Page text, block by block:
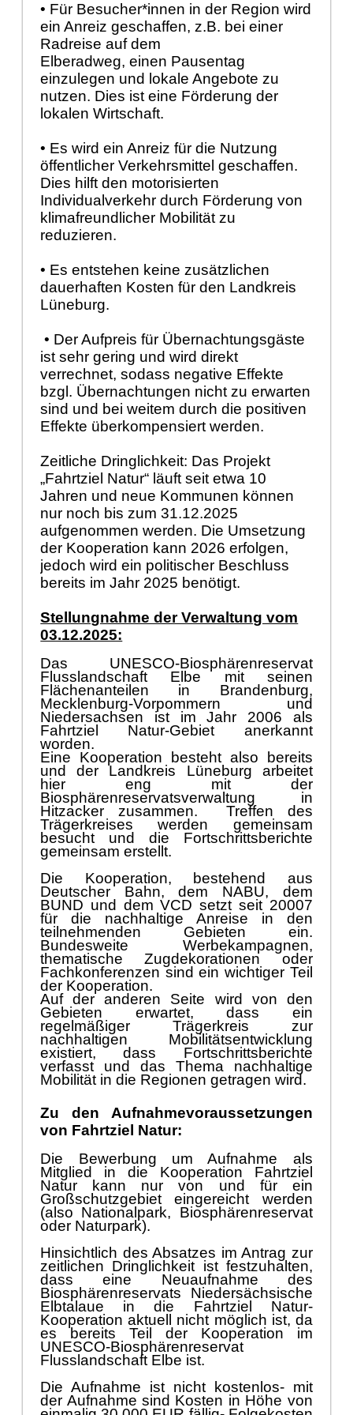
• Für Besucher*innen in der Region wird
ein Anreiz geschaffen, z.B. bei einer
Radreise auf dem
Elberadweg, einen Pausentag
einzulegen und lokale Angebote zu
nutzen. Dies ist eine Förderung der
lokalen Wirtschaft.
• Es wird ein Anreiz für die Nutzung
öffentlicher Verkehrsmittel geschaffen.
Dies hilft den motorisierten
Individualverkehr durch Förderung von
klimafreundlicher Mobilität zu
reduzieren.
• Es entstehen keine zusätzlichen
dauerhaften Kosten für den Landkreis
Lüneburg.
• Der Aufpreis für Übernachtungsgäste
ist sehr gering und wird direkt
verrechnet, sodass negative Effekte
bzgl. Übernachtungen nicht zu erwarten
sind und bei weitem durch die positiven
Effekte überkompensiert werden.
Zeitliche Dringlichkeit: Das Projekt
„Fahrtziel Natur“ läuft seit etwa 10
Jahren und neue Kommunen können
nur noch bis zum 31.12.2025
aufgenommen werden. Die Umsetzung
der Kooperation kann 2026 erfolgen,
jedoch wird ein politischer Beschluss
bereits im Jahr 2025 benötigt.
Stellungnahme der Verwaltung vom
03.12.2025:
Das UNESCO-Biosphärenreservat
Flusslandschaft Elbe mit seinen
Flächenanteilen in Brandenburg,
Mecklenburg-Vorpommern und
Niedersachsen ist im Jahr 2006 als
Fahrtziel Natur-Gebiet anerkannt
worden.
Eine Kooperation besteht also bereits
und der Landkreis Lüneburg arbeitet
hier eng mit der
Biosphärenreservatsverwaltung in
Hitzacker zusammen.
Treffen des
Trägerkreises werden gemeinsam
besucht und die Fortschrittsberichte
gemeinsam erstellt.
Die Kooperation, bestehend aus
Deutscher Bahn, dem NABU, dem
BUND und dem VCD setzt seit 20007
für die nachhaltige Anreise in den
teilnehmenden Gebieten ein.
Bundesweite Werbekampagnen,
thematische Zugdekorationen oder
Fachkonferenzen sind ein wichtiger Teil
der Kooperation.
Auf der anderen Seite wird von den
Gebieten erwartet, dass ein
regelmäßiger Trägerkreis zur
nachhaltigen Mobilitätsentwicklung
existiert, dass Fortschrittsberichte
verfasst und das Thema nachhaltige
Mobilität in die Regionen getragen wird.
Zu den Aufnahmevoraussetzungen
von Fahrtziel Natur:
Die Bewerbung um Aufnahme als
Mitglied in die Kooperation Fahrtziel
Natur kann nur von und für ein
Großschutzgebiet eingereicht werden
(also Nationalpark, Biosphärenreservat
oder Naturpark).
Hinsichtlich des Absatzes im Antrag zur
zeitlichen Dringlichkeit ist festzuhalten,
dass eine Neuaufnahme des
Biosphärenreservats Niedersächsische
Elbtalaue in die Fahrtziel Natur-
Kooperation aktuell nicht möglich ist, da
es bereits Teil der Kooperation im
UNESCO-Biosphärenreservat
Flusslandschaft Elbe ist.
Die Aufnahme ist nicht kostenlos- mit
der Aufnahme sind Kosten in Höhe von